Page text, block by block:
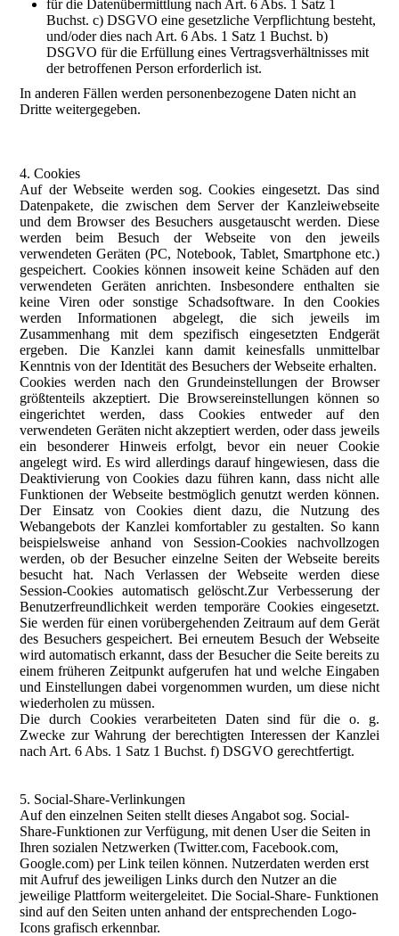
für die Datenübermittlung nach Art. 6 Abs. 1 Satz 1
Buchst. c) DSGVO eine gesetzliche Verpflichtung besteht,
und/oder dies nach Art. 6 Abs. 1 Satz 1 Buchst. b)
DSGVO für die Erfüllung eines Vertragsverhältnisses mit
der betroffenen Person erforderlich ist.
In anderen Fällen werden personenbezogene Daten nicht an
Dritte weitergegeben.
4. Cookies
Auf der Webseite werden sog. Cookies eingesetzt. Das sind
Datenpakete, die zwischen dem Server der Kanzleiwebseite
und dem Browser des Besuchers ausgetauscht werden. Diese
werden beim Besuch der Webseite von den jeweils
verwendeten Geräten (PC, Notebook, Tablet, Smartphone etc.)
gespeichert. Cookies können insoweit keine Schäden auf den
verwendeten Geräten anrichten. Insbesondere enthalten sie
keine Viren oder sonstige Schadsoftware. In den Cookies
werden Informationen abgelegt, die sich jeweils im
Zusammenhang mit dem spezifisch eingesetzten Endgerät
ergeben. Die Kanzlei kann damit keinesfalls unmittelbar
Kenntnis von der Identität des Besuchers der Webseite erhalten.
Cookies werden nach den Grundeinstellungen der Browser
größtenteils akzeptiert. Die Browsereinstellungen können so
eingerichtet werden, dass Cookies entweder auf den
verwendeten Geräten nicht akzeptiert werden, oder dass jeweils
ein besonderer Hinweis erfolgt, bevor ein neuer Cookie
angelegt wird. Es wird allerdings darauf hingewiesen, dass die
Deaktivierung von Cookies dazu führen kann, dass nicht alle
Funktionen der Webseite bestmöglich genutzt werden können.
Der Einsatz von Cookies dient dazu, die Nutzung des
Webangebots der Kanzlei komfortabler zu gestalten. So kann
beispielsweise anhand von Session-Cookies nachvollzogen
werden, ob der Besucher einzelne Seiten der Webseite bereits
besucht hat. Nach Verlassen der Webseite werden diese
Session-Cookies automatisch gelöscht.Zur Verbesserung der
Benutzerfreundlichkeit werden temporäre Cookies eingesetzt.
Sie werden für einen vorübergehenden Zeitraum auf dem Gerät
des Besuchers gespeichert. Bei erneutem Besuch der Webseite
wird automatisch erkannt, dass der Besucher die Seite bereits zu
einem früheren Zeitpunkt aufgerufen hat und welche Eingaben
und Einstellungen dabei vorgenommen wurden, um diese nicht
wiederholen zu müssen.
Die durch Cookies verarbeiteten Daten sind für die o. g.
Zwecke zur Wahrung der berechtigten Interessen der Kanzlei
nach Art. 6 Abs. 1 Satz 1 Buchst. f) DSGVO gerechtfertigt.
5. Social-Share-Verlinkungen
Auf den einzelnen Seiten stellt dieses Angabot sog. Social-
Share-Funktionen zur Verfügung, mit denen User die Seiten in
Ihren sozialen Netzwerken (Twitter.com, Facebook.com,
Google.com) per Link teilen können. Nutzerdaten werden erst
mit Aufruf des jeweiligen Links durch den Nutzer an die
jeweilige Plattform weitergeleitet. Die Social-Share- Funktionen
sind auf den Seiten unten anhand der entsprechenden Logo-
Icons grafisch erkennbar.